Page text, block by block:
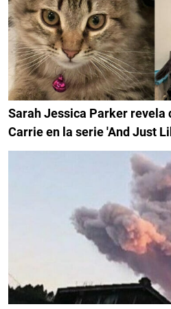
Sarah Jessica Parker revela
Carrie en la serie 'And Just